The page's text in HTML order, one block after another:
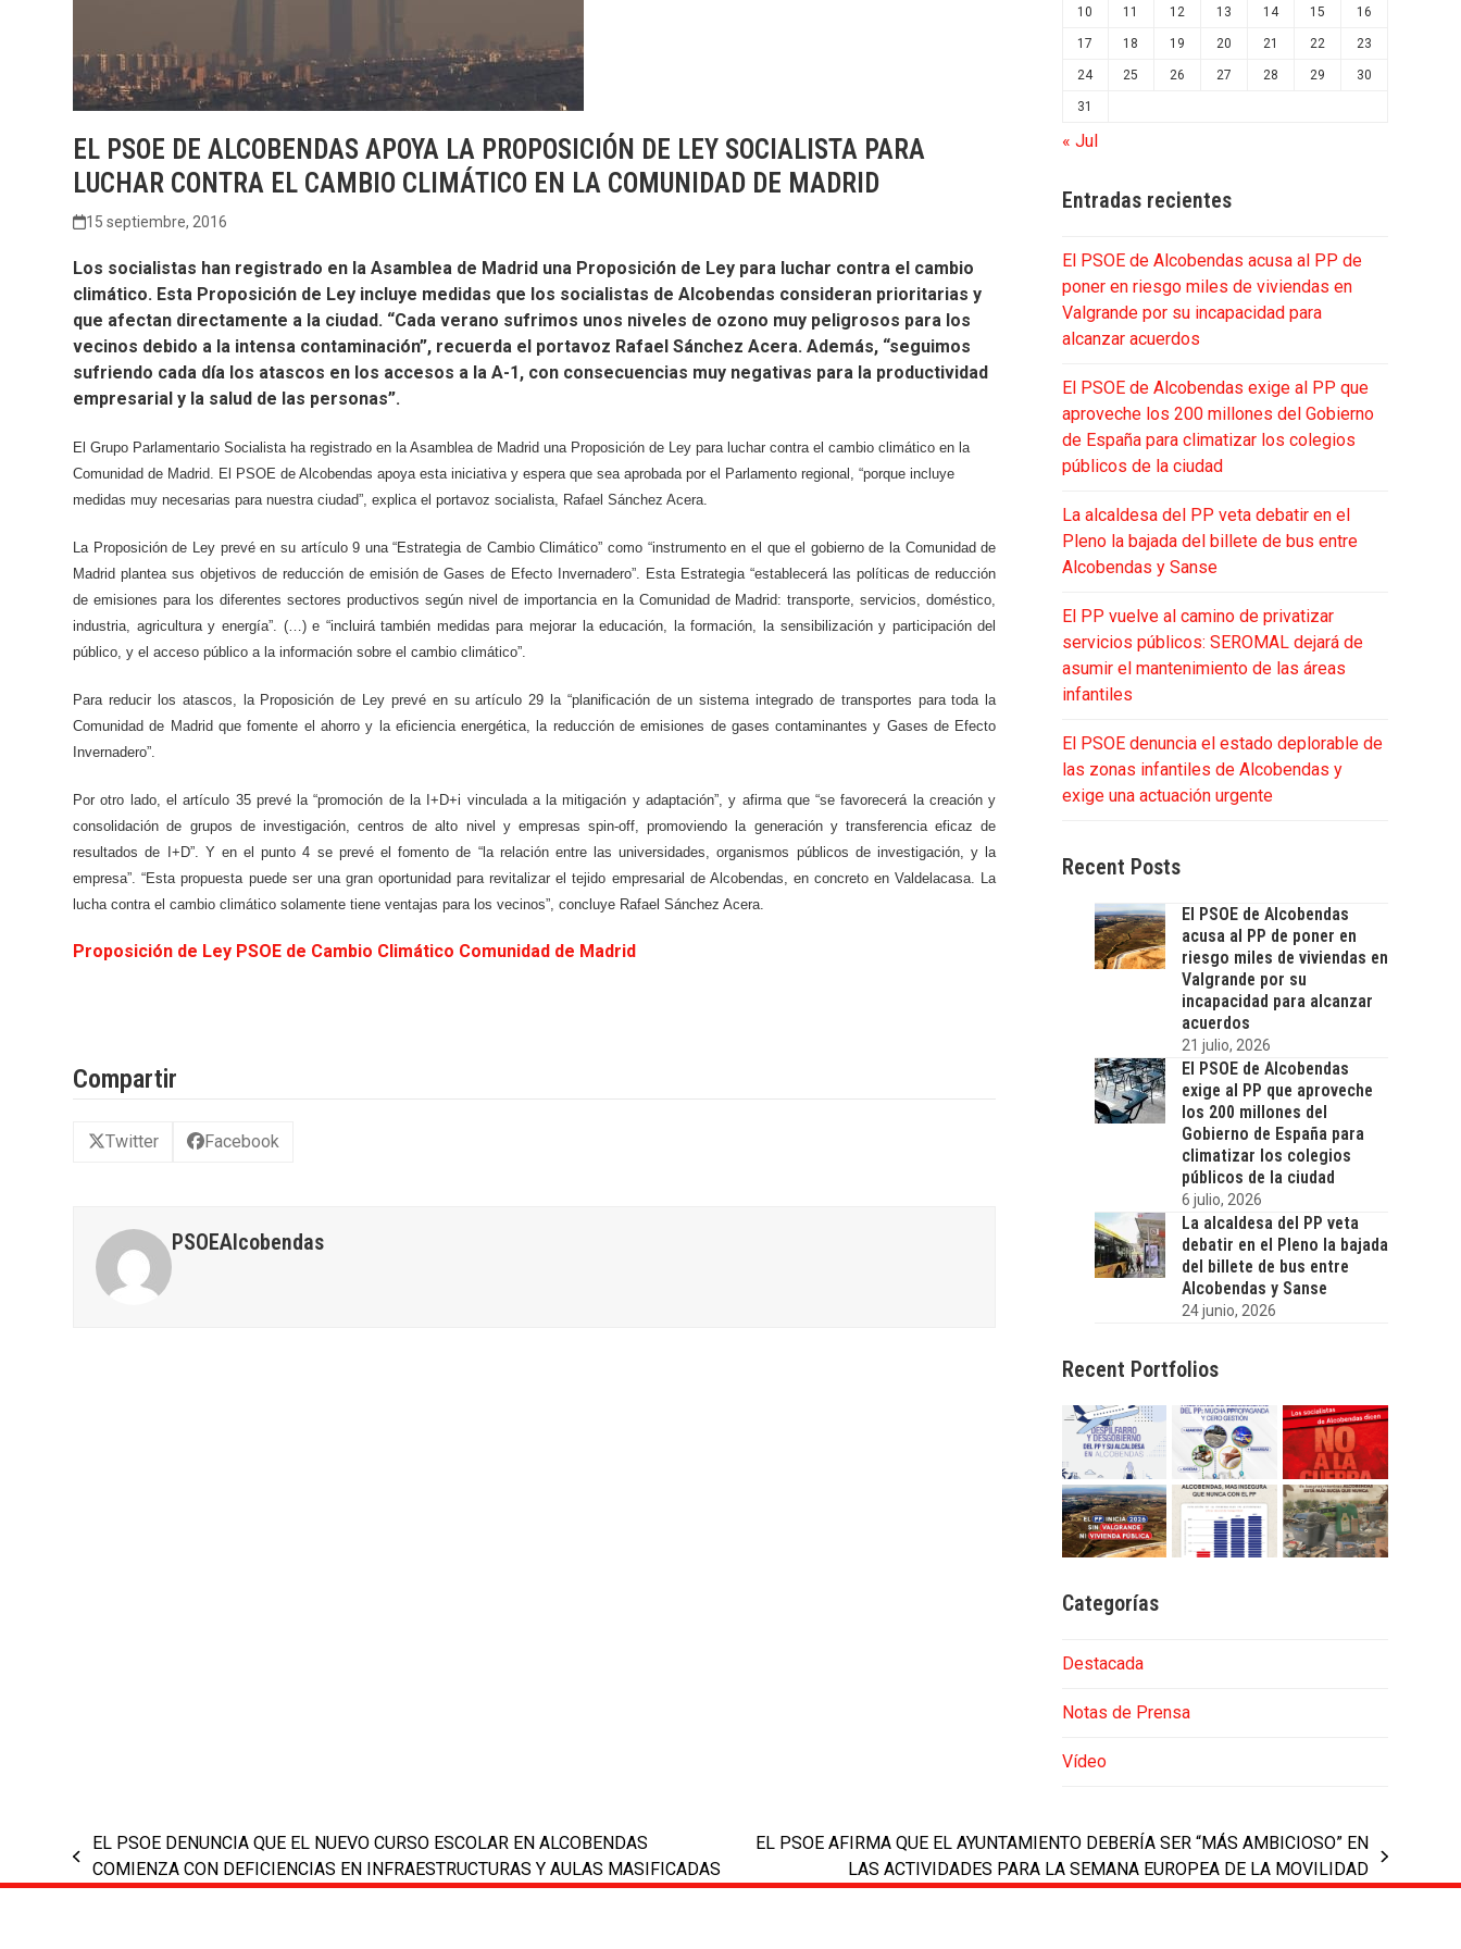
EL PSOE DE ALCOBENDAS APOYA LA PROPOSICIÓN DE LEY SOCIALISTA PARA
LUCHAR CONTRA EL CAMBIO CLIMÁTICO EN LA COMUNIDAD DE MADRID
15 septiembre, 2016
Los socialistas han registrado en la Asamblea de Madrid una Proposición de Ley para luchar contra el cambio
climático. Esta Proposición de Ley incluye medidas que los socialistas de Alcobendas consideran prioritarias y
que afectan directamente a la ciudad. “Cada verano sufrimos unos niveles de ozono muy peligrosos para los
vecinos debido a la intensa contaminación”, recuerda el portavoz Rafael Sánchez Acera. Además, “seguimos
sufriendo cada día los atascos en los accesos a la A-1, con consecuencias muy negativas para la productividad
empresarial y la salud de las personas”.
El Grupo Parlamentario Socialista ha registrado en la Asamblea de Madrid una Proposición de Ley para luchar contra el cambio climático en la
Comunidad de Madrid. El PSOE de Alcobendas apoya esta iniciativa y espera que sea aprobada por el Parlamento regional, “porque incluye
medidas muy necesarias para nuestra ciudad”, explica el portavoz socialista, Rafael Sánchez Acera.
La Proposición de Ley prevé en su artículo 9 una “Estrategia de Cambio Climático” como “instrumento en el que el gobierno de la Comunidad de
Madrid plantea sus objetivos de reducción de emisión de Gases de Efecto Invernadero”. Esta Estrategia “establecerá las políticas de reducción
de emisiones para los diferentes sectores productivos según nivel de importancia en la Comunidad de Madrid: transporte, servicios, doméstico,
industria, agricultura y energía”. (…) e “incluirá también medidas para mejorar la educación, la formación, la sensibilización y participación del
público, y el acceso público a la información sobre el cambio climático”.
Para reducir los atascos, la Proposición de Ley prevé en su artículo 29 la “planificación de un sistema integrado de transportes para toda la
Comunidad de Madrid que fomente el ahorro y la eficiencia energética, la reducción de emisiones de gases contaminantes y Gases de Efecto
Invernadero”.
Por otro lado, el artículo 35 prevé la “promoción de la I+D+i vinculada a la mitigación y adaptación”, y afirma que “se favorecerá la creación y
consolidación de grupos de investigación, centros de alto nivel y empresas spin-off, promoviendo la generación y transferencia eficaz de
resultados de I+D”. Y en el punto 4 se prevé el fomento de “la relación entre las universidades, organismos públicos de investigación, y la
empresa”. “Esta propuesta puede ser una gran oportunidad para revitalizar el tejido empresarial de Alcobendas, en concreto en Valdelacasa. La
lucha contra el cambio climático solamente tiene ventajas para los vecinos”, concluye Rafael Sánchez Acera.
Proposición de Ley PSOE de Cambio Climático Comunidad de Madrid
Compartir
Twitter Facebook
PSOEAlcobendas
10 11 12 13 14 15 16
17 18 19 20 21 22 23
24 25 26 27 28 29 30
31
« Jul
Entradas recientes
El PSOE de Alcobendas acusa al PP de
poner en riesgo miles de viviendas en
Valgrande por su incapacidad para
alcanzar acuerdos
El PSOE de Alcobendas exige al PP que
aproveche los 200 millones del Gobierno
de España para climatizar los colegios
públicos de la ciudad
La alcaldesa del PP veta debatir en el
Pleno la bajada del billete de bus entre
Alcobendas y Sanse
El PP vuelve al camino de privatizar
servicios públicos: SEROMAL dejará de
asumir el mantenimiento de las áreas
infantiles
El PSOE denuncia el estado deplorable de
las zonas infantiles de Alcobendas y
exige una actuación urgente
Recent Posts
El PSOE de Alcobendas
acusa al PP de poner en
riesgo miles de viviendas en
Valgrande por su
incapacidad para alcanzar
acuerdos
21 julio, 2026
El PSOE de Alcobendas
exige al PP que aproveche
los 200 millones del
Gobierno de España para
climatizar los colegios
públicos de la ciudad
6 julio, 2026
La alcaldesa del PP veta
debatir en el Pleno la bajada
del billete de bus entre
Alcobendas y Sanse
24 junio, 2026
Recent Portfolios
Categorías
Destacada
Notas de Prensa
Vídeo
previous
post:
EL PSOE DENUNCIA QUE EL NUEVO CURSO ESCOLAR EN ALCOBENDAS
COMIENZA CON DEFICIENCIAS EN INFRAESTRUCTURAS Y AULAS MASIFICADAS
post:
EL PSOE AFIRMA QUE EL AYUNTAMIENTO DEBERÍA SER “MÁS AMBICIOSO” EN
LAS ACTIVIDADES PARA LA SEMANA EUROPEA DE LA MOVILIDAD